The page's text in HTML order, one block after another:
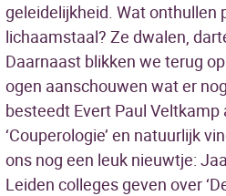
geleidelijkheid. Wat onthullen
lichaamstaal? Ze dwalen,
Daarnaast blikken we terug
ogen aanschouwen wat er
besteedt Evert Paul
‘Couperologie’ en natuurlijk
ons nog een leuk nieuwtje:
Leiden colleges geven over